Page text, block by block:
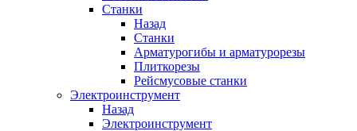
Станки
Назад
Станки
Арматурогибы и арматурорезы
Плиткорезы
Рейсмусовые станки
Электроинструмент
Назад
Электроинструмент